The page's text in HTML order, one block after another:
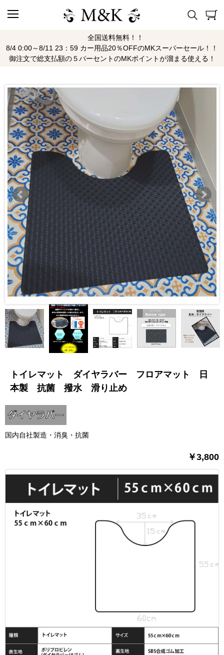
全国送料無料！！
8/4 0:00～8/11 23：59 カー用品20％OFFのMKスーパーセール！！
御注文で総支払額の５パーセントのMKポイントが溜まる使える！
トイレマット ダイヤラバー フロアマット 日
本製 抗菌 撥水 滑り止め
国内自社製造・消臭・抗菌
￥3,800